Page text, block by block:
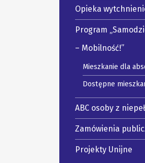
Opieka
Program
– Mobilność!”
Mieszkanie dla
Dostępne
ABC osoby z
Zamówienia
Projekty Unijne